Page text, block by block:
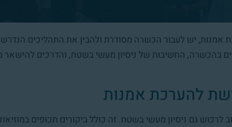
אמנות, יש לעבור הכשרה מסודרת ולהבין את התהליכים
בהכשרה, החשיבות של ניסיון מעשי בשטח, והדרכים להישאר
להערכת אמנות
גם ניסיון מעשי בשטח. זה כולל ביקורים תכופים